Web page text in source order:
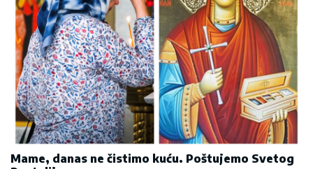
Mame, danas ne čistimo kuću. Poštujemo Svetog